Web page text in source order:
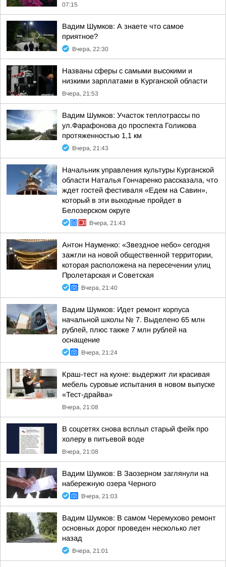
07:15
Вадим Шумков: А знаете что самое
приятное?
Вчера, 22:30
Названы сферы с самыми высокими и
низкими зарплатами в Курганской области
Вчера, 21:53
Вадим Шумков: Участок теплотрассы по
ул.Фарафонова до проспекта Голикова
протяженностью 1,1 км
Вчера, 21:43
Начальник управления культуры Курганской
области Наталья Гончаренко рассказала, что
ждет гостей фестиваля «Едем на Савин»,
который в эти выходные пройдет в
Белозерском округе
Вчера, 21:43
Антон Науменко: «Звездное небо» сегодня
зажгли на новой общественной территории,
которая расположена на пересечении улиц
Пролетарская и Советская
Вчера, 21:40
Вадим Шумков: Идет ремонт корпуса
начальной школы № 7. Выделено 65 млн
рублей, плюс также 7 млн рублей на
оснащение
Вчера, 21:24
Краш-тест на кухне: выдержит ли красивая
мебель суровые испытания в новом выпуске
«Тест-драйва»
Вчера, 21:08
В соцсетях снова всплыл старый фейк про
холеру в питьевой воде
Вчера, 21:08
Вадим Шумков: В Заозерном заглянули на
набережную озера Черного
Вчера, 21:03
Вадим Шумков: В самом Черемухово ремонт
основных дорог проведен несколько лет
назад
Вчера, 21:01